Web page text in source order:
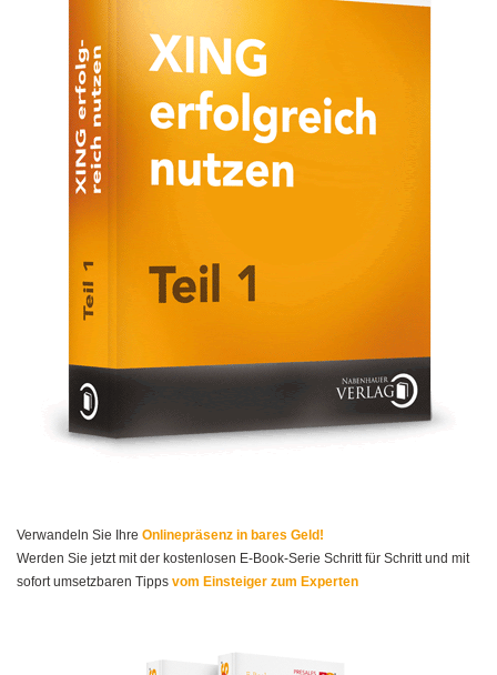
Verwandeln Sie Ihre Onlinepräsenz in bares Geld!
Werden Sie jetzt mit der kostenlosen E-Book-Serie Schritt für Schritt und mit
sofort umsetzbaren Tipps vom Einsteiger zum Experten